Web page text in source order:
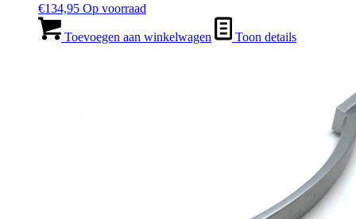
€134,95 Op voorraad
Toevoegen aan winkelwagen Toon details